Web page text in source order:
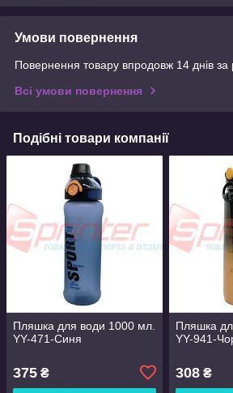
Умови повернення
Повернення товару впродовж 14 днів за
Всі умови повернення
Подібні товари компанії
Пляшка для води 1000 мл.
YY-471-Синя
375 ₴
Пляшка
YY-941-
308₴